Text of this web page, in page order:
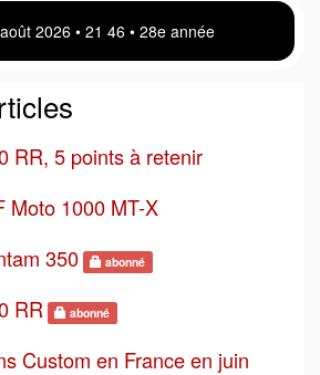
2026 • 21 46 • 28e année
RR, 5 points à retenir
Moto 1000 MT-X
350
abonné
RR abonné
Custom en France en juin